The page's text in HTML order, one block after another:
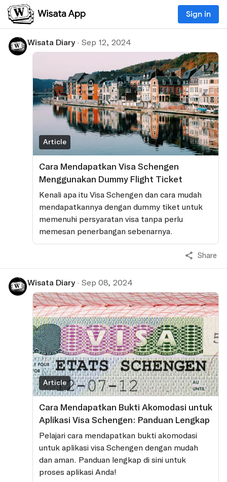
Sign in
Wisata Diary · Sep 12, 2024
Article
Cara Mendapatkan Visa Schengen
Menggunakan Dummy Flight Ticket
Kenali apa itu Visa Schengen dan cara mudah
mendapatkannya dengan dummy tiket untuk
memenuhi persyaratan visa tanpa perlu
memesan penerbangan sebenarnya.
Share
Wisata Diary · Sep 08, 2024
Article
Cara Mendapatkan Bukti Akomodasi untuk
Aplikasi Visa Schengen: Panduan Lengkap
Pelajari cara mendapatkan bukti akomodasi
untuk aplikasi visa Schengen dengan mudah
dan aman. Panduan lengkap di sini untuk
proses aplikasi Anda!